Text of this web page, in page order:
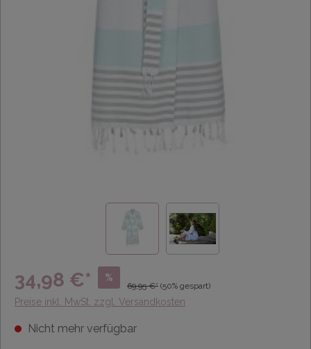
34,98 €* %
69,95 €* (50% gespart)
Preise inkl. MwSt. zzgl. Versandkosten
Nicht mehr verfügbar